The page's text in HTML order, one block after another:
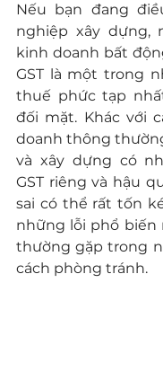
Nếu bạn đang
nghiệp xây dựng,
kinh doanh bất
GST là một trong
thuế phức tạp
đối mặt. Khác với
doanh thông
và xây dựng có
GST riêng và hậu
sai có thể rất tốn
những lỗi phổ biến
thường gặp trong
cách phòng tránh.